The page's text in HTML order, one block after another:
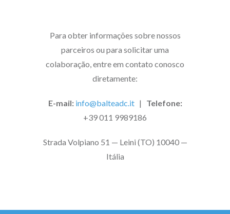
Para obter informações sobre nossos
parceiros ou para solicitar uma
colaboração, entre em contato conosco
diretamente:
E-mail: info@balteadc.it| Telefone:
+39 011 9989186
Strada Volpiano 51 — Leini (TO) 10040 —
Itália